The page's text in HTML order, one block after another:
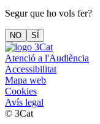
Segur que ho vols fer?
NO SÍ
Atenció a l'Audiència
Accessibilitat
Mapa web
Cookies
Avís legal
© 3Cat